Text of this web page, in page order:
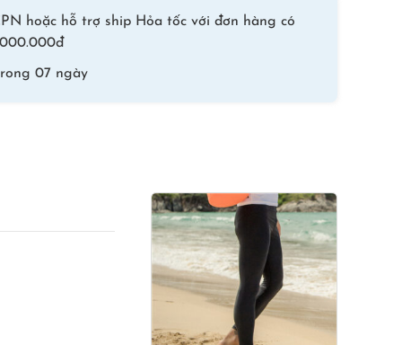
-3
hoặc hỗ trợ ship Hỏa tốc với đơn hàng có
07 ngày